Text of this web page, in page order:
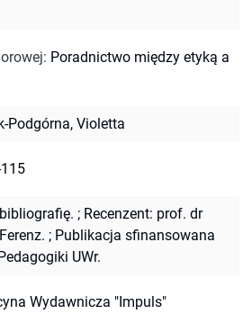
: Poradnictwo między etyką a
Podgórna, Violetta
; Recenzent: prof. dr
; Publikacja sfinansowana
UWr.
Wydawnicza "Impuls"